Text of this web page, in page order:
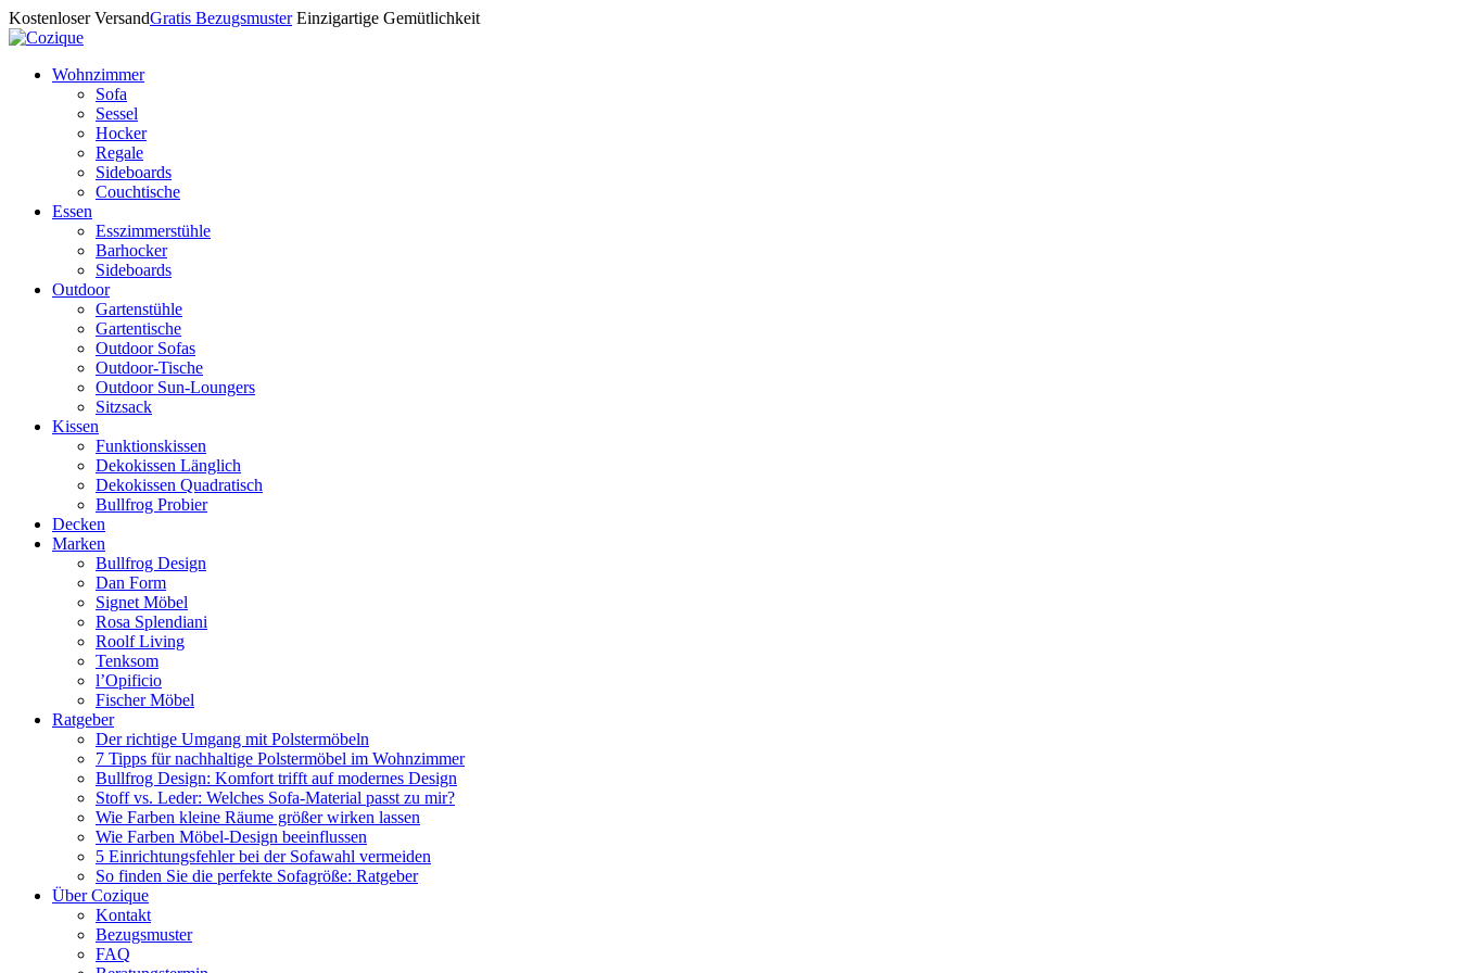
Kostenloser VersandGratis Bezugsmuster Einzigartige Gemütlichkeit
Wohnzimmer
Sofa
Sessel
Hocker
Regale
Sideboards
Couchtische
Essen
Esszimmerstühle
Barhocker
Sideboards
Outdoor
Gartenstühle
Gartentische
Outdoor Sofas
Outdoor-Tische
Outdoor Sun-Loungers
Sitzsack
Kissen
Funktionskissen
Dekokissen Länglich
Dekokissen Quadratisch
Bullfrog Probier
Decken
Marken
Bullfrog Design
Dan Form
Signet Möbel
Rosa Splendiani
Roolf Living
Tenksom
l’Opificio
Fischer Möbel
Ratgeber
Der richtige Umgang mit Polstermöbeln
7 Tipps für nachhaltige Polstermöbel im Wohnzimmer
Bullfrog Design: Komfort trifft auf modernes Design
Stoff vs. Leder: Welches Sofa-Material passt zu mir?
Wie Farben kleine Räume größer wirken lassen
Wie Farben Möbel-Design beeinflussen
5 Einrichtungsfehler bei der Sofawahl vermeiden
So finden Sie die perfekte Sofagröße: Ratgeber
Über Cozique
Kontakt
Bezugsmuster
FAQ